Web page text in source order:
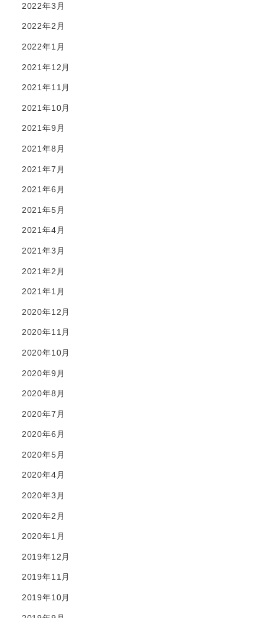
2022年3月
2022年2月
2022年1月
2021年12月
2021年11月
2021年10月
2021年9月
2021年8月
2021年7月
2021年6月
2021年5月
2021年4月
2021年3月
2021年2月
2021年1月
2020年12月
2020年11月
2020年10月
2020年9月
2020年8月
2020年7月
2020年6月
2020年5月
2020年4月
2020年3月
2020年2月
2020年1月
2019年12月
2019年11月
2019年10月